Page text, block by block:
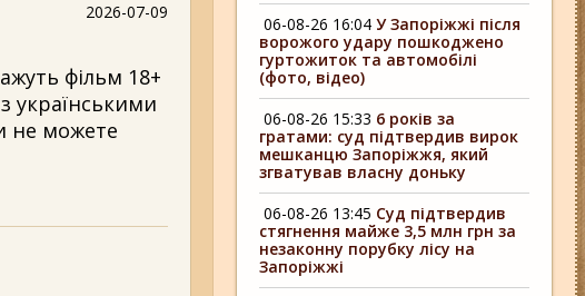
2026-07-09
фільм 18+
українськими
не можете
06-08-26 16:04 У Запоріжжі після
ворожого удару пошкоджено
гуртожиток та автомобілі
(фото, відео)
06-08-26 15:33 6 років за
гратами: суд підтвердив вирок
мешканцю Запоріжжя, який
згватував власну доньку
06-08-26 13:45 Суд підтвердив
стягнення майже 3,5 млн грн за
незаконну порубку лісу на
Запоріжжі